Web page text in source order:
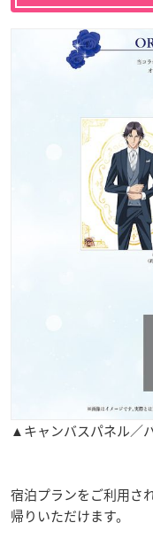
▲キャンバスパネル／
宿泊プランをご利用さ
帰りいただけます。